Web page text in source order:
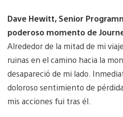
Dave Hewitt, Senior
poderoso momento de
Alrededor de la mitad de mi viaje
ruinas en el camino hacia la
desapareció de mi lado.
doloroso sentimiento de
mis acciones fui tras él.